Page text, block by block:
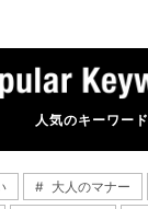
人気のキーワード
大人のマナー